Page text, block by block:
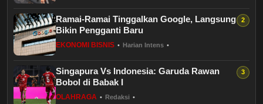
Hukum dan Kriminal
Kesehatan
Olahraga
Ramai-Ramai Tinggalkan Google, Langsung
Bikin Pengganti Baru
EKONOMI BISNIS • Harian Intens •
Singapura Vs Indonesia: Garuda Rawan
Bobol di Babak I
OLAHRAGA • Redaksi •